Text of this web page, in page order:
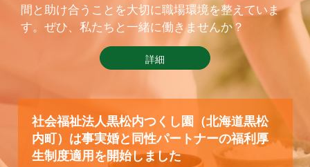
間と助け合うことを大切に職場環境を整えていま
す。ぜひ、私たちと一緒に働きませんか？
詳細
社会福祉法人黒松内つくし園（北海道黒松
内町）は事実婚と同性パートナーの福利厚
生制度適用を開始しました